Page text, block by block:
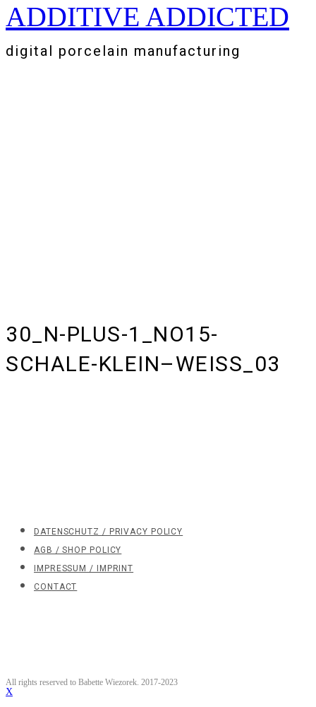
Zum
Inhalt
springen
ADDITIVE ADDICTED
digital porcelain manufacturing
30_N-PLUS-1_NO15-
SCHALE-KLEIN–WEISS_03
DATENSCHUTZ / PRIVACY POLICY
AGB / SHOP POLICY
IMPRESSUM / IMPRINT
CONTACT
All rights reserved to Babette Wiezorek. 2017-2023
X